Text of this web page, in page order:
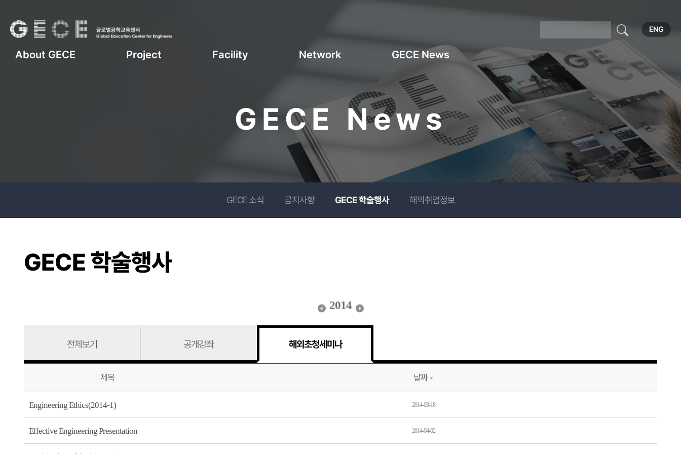
GECE News
GECE 소식 공지사항 GECE 학술행사 해외취업정보
GECE 학술행사
2014
전체보기 공개강좌 해외초청세미나
제목 날짜
Engineering Ethics(2014-1) 2014-03-18
Effective Engineering Presentation 2014-04-02
About GECE Project Facility Network GECE News
ENG